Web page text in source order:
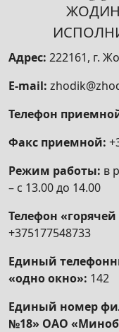
Адрес: 222161, г.
E-mail:
Телефон
Факс приемной:
Режим работы: в
– с 13.00 до 14.00
Телефон
+375177548733
Единый
«одно окно»: 142
Единый номер
№18» ОАО